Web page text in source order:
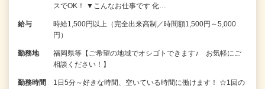
スでOK！ ▼こんなお仕事です 化…
給与
時給1,500円以上（完全出来高制／時間額1,500円～5,000
円）
勤務地
福岡県等【ご希望の地域でオシゴトできます♪ お気軽にご
相談ください！】
勤務時間
1日5分～好きな時間、空いている時間に働けます！ ☆1回の